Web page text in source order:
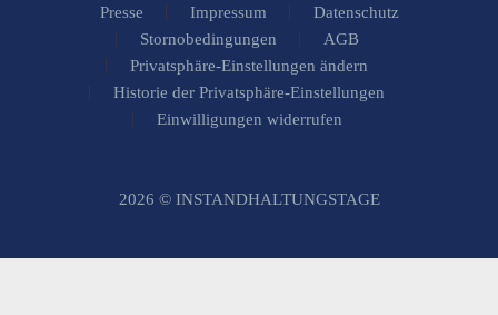
Presse Impressum
Datenschutz
Stornobedingungen
AGB
Privatsphäre-Einstellungen ändern
Historie der Privatsphäre-Einstellungen
Einwilligungen widerrufen
2026 © INSTANDHALTUNGSTAGE